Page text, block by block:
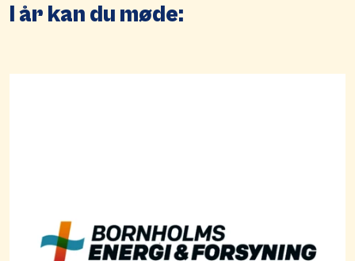
I år kan du møde: